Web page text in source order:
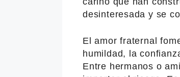
desinteresada y se
El amor fraternal
humildad, la
Entre hermanos o